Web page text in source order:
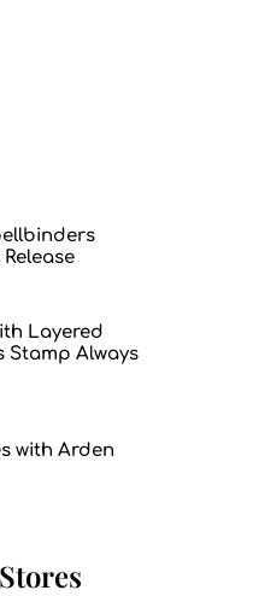
Layered
Stamp Always
with Arden